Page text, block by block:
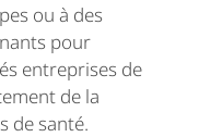
ou à des
pour
entreprises de
de la
de santé.